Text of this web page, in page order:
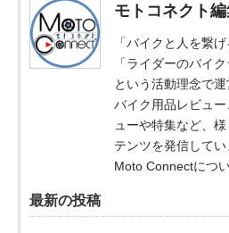
モトコネクト
「バイクと人を繋げ
「ライダーのバイ
という活動理念で運
バイク用品レビュ
ューや特集など、
テンツを発信してい
Moto Connectにつ
最新の投稿